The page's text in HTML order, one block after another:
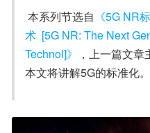
本系列节选自 《5G NR
术  [5G NR: The Next
Technol]》
，上一篇文
本文将讲解5G的标准化。